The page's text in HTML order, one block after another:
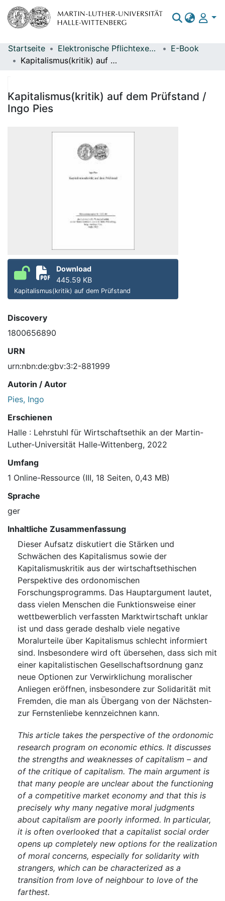
Bereiche & Sammlungen
Statistiken
Startseite Elektronische Pflichtexemplare
E-Book
Kapitalismus(kritik) auf dem Prüfstand / Ingo Pies
Kapitalismus(kritik) auf dem Prüfstand /
Ingo Pies
Download
445.59 KB
Kapitalismus(kritik) auf dem Prüfstand
Discovery
1800656890
URN
urn:nbn:de:gbv:3:2-881999
Autorin / Autor
Pies, Ingo
Erschienen
Halle : Lehrstuhl für Wirtschaftsethik an der Martin-
Luther-Universität Halle-Wittenberg, 2022
Umfang
1 Online-Ressource (III, 18 Seiten, 0,43 MB)
Sprache
ger
Inhaltliche Zusammenfassung
Dieser Aufsatz diskutiert die Stärken und
Schwächen des Kapitalismus sowie der
Kapitalismuskritik aus der wirtschaftsethischen
Perspektive des ordonomischen
Forschungsprogramms. Das Hauptargument lautet,
dass vielen Menschen die Funktionsweise einer
wettbewerblich verfassten Marktwirtschaft unklar
ist und dass gerade deshalb viele negative
Moralurteile über Kapitalismus schlecht informiert
sind. Insbesondere wird oft übersehen, dass sich mit
einer kapitalistischen Gesellschaftsordnung ganz
neue Optionen zur Verwirklichung moralischer
Anliegen eröffnen, insbesondere zur Solidarität mit
Fremden, die man als Übergang von der Nächsten-
zur Fernstenliebe kennzeichnen kann.
This article takes the perspective of the ordonomic
research program on economic ethics. It discusses
the strengths and weaknesses of capitalism – and
of the critique of capitalism. The main argument is
that many people are unclear about the functioning
of a competitive market economy and that this is
precisely why many negative moral judgments
about capitalism are poorly informed. In particular,
it is often overlooked that a capitalist social order
opens up completely new options for the realization
of moral concerns, especially for solidarity with
strangers, which can be characterized as a
transition from love of neighbour to love of the
farthest.